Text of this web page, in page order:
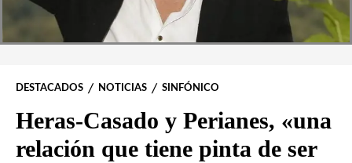
DESTACADOS NOTICIAS SINFÓNICO
Heras-Casado y Perianes, «una
relación que tiene pinta de ser